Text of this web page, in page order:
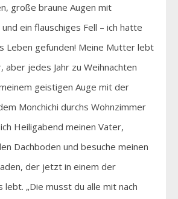
große braune Augen mit
ein flauschiges Fell – ich hatte
Leben gefunden! Meine Mutter lebt
aber jedes Jahr zu Weihnachten
geistigen Auge mit der
Monchichi durchs Wohnzimmer
Heiligabend meinen Vater,
Dachboden und besuche meinen
der jetzt in einem der
lebt. „Die musst du alle mit nach